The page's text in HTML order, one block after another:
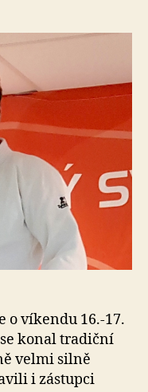
o víkendu 16.-17.
konal tradiční
velmi silně
i zástupci